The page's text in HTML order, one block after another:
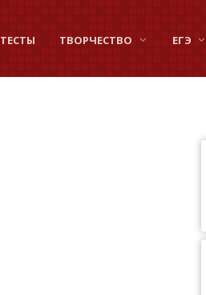
ТЕСТЫ ТВОРЧЕСТВО ЕГЭ